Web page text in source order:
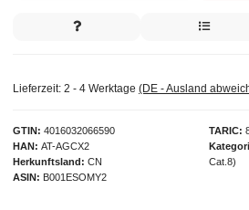
GTIN 4016032066590
HAN AT-AGCX2
Herkunftsland
CN
ASIN
B001ESOMY2
TARIC
Cat.8)
Lieferzeit: 2 - 4 Werktage (DE - Ausland